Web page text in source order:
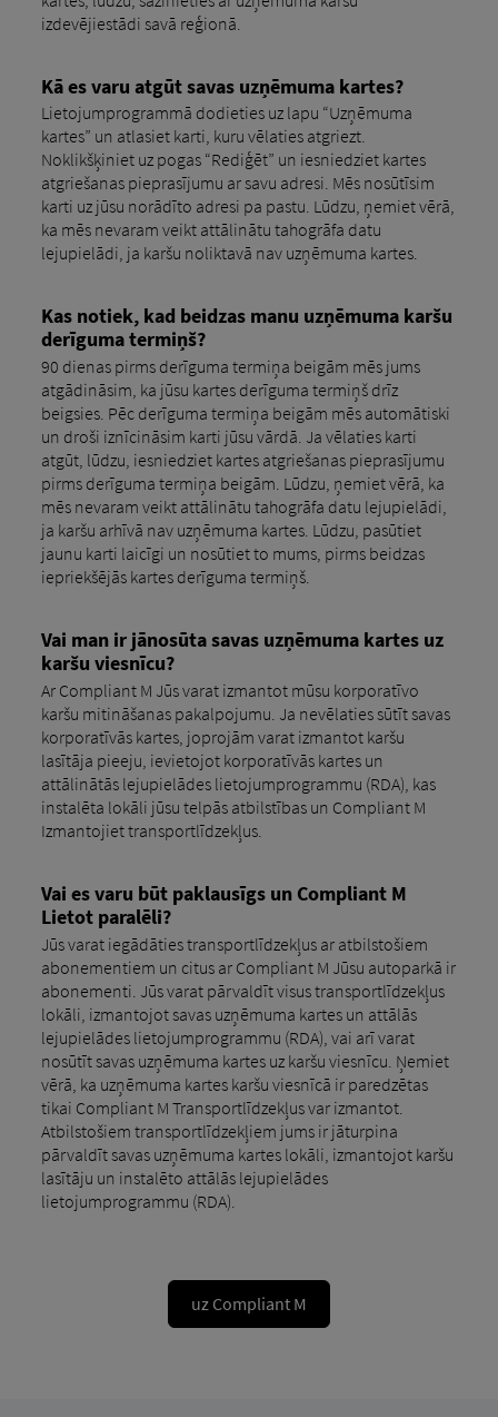
izdevējiestādi savā reģionā.
Kā es varu atgūt savas uzņēmuma kartes?
Lietojumprogrammā dodieties uz lapu “Uzņēmuma
kartes” un atlasiet karti, kuru vēlaties atgriezt.
Noklikšķiniet uz pogas “Rediģēt” un iesniedziet kartes
atgriešanas pieprasījumu ar savu adresi. Mēs nosūtīsim
karti uz jūsu norādīto adresi pa pastu. Lūdzu, ņemiet vērā,
ka mēs nevaram veikt attālinātu tahogrāfa datu
lejupielādi, ja karšu noliktavā nav uzņēmuma kartes.
Kas notiek, kad beidzas manu uzņēmuma karšu
derīguma termiņš?
90 dienas pirms derīguma termiņa beigām mēs jums
atgādināsim, ka jūsu kartes derīguma termiņš drīz
beigsies. Pēc derīguma termiņa beigām mēs automātiski
un droši iznīcināsim karti jūsu vārdā. Ja vēlaties karti
atgūt, lūdzu, iesniedziet kartes atgriešanas pieprasījumu
pirms derīguma termiņa beigām. Lūdzu, ņemiet vērā, ka
mēs nevaram veikt attālinātu tahogrāfa datu lejupielādi,
ja karšu arhīvā nav uzņēmuma kartes. Lūdzu, pasūtiet
jaunu karti laicīgi un nosūtiet to mums, pirms beidzas
iepriekšējās kartes derīguma termiņš.
Vai man ir jānosūta savas uzņēmuma kartes uz
karšu viesnīcu?
Ar Compliant M Jūs varat izmantot mūsu korporatīvo
karšu mitināšanas pakalpojumu. Ja nevēlaties sūtīt savas
korporatīvās kartes, joprojām varat izmantot karšu
lasītāja pieeju, ievietojot korporatīvās kartes un
attālinātās lejupielādes lietojumprogrammu (RDA), kas
instalēta lokāli jūsu telpās atbilstības un Compliant M
Izmantojiet transportlīdzekļus.
Vai es varu būt paklausīgs un Compliant M
Lietot paralēli?
Jūs varat iegādāties transportlīdzekļus ar atbilstošiem
abonementiem un citus ar Compliant M Jūsu autoparkā ir
abonementi. Jūs varat pārvaldīt visus transportlīdzekļus
lokāli, izmantojot savas uzņēmuma kartes un attālās
lejupielādes lietojumprogrammu (RDA), vai arī varat
nosūtīt savas uzņēmuma kartes uz karšu viesnīcu. Ņemiet
vērā, ka uzņēmuma kartes karšu viesnīcā ir paredzētas
tikai Compliant M Transportlīdzekļus var izmantot.
Atbilstošiem transportlīdzekļiem jums ir jāturpina
pārvaldīt savas uzņēmuma kartes lokāli, izmantojot karšu
lasītāju un instalēto attālās lejupielādes
lietojumprogrammu (RDA).
uz Compliant M